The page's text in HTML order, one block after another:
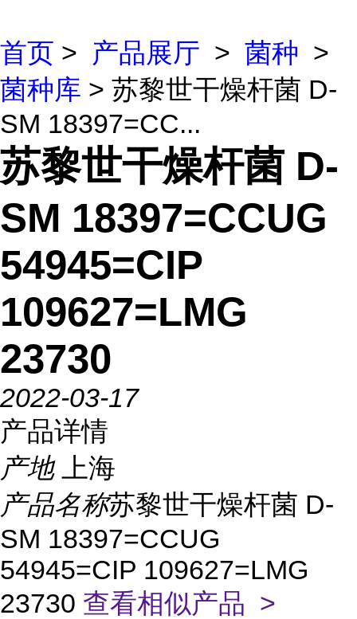
首页 > 产品展厅 > 菌种 >
菌种库 > 苏黎世干燥杆菌 D-
SM 18397=CC...
苏黎世干燥杆菌 D-
SM 18397=CCUG
54945=CIP
109627=LMG
23730
2022-03-17
产品详情
产地
上海
产品名称苏黎世干燥杆菌 D-
SM 18397=CCUG
54945=CIP 109627=LMG
23730 查看相似产品 >